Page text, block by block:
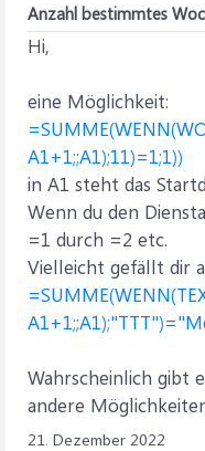
Anzahl bestimmtes
Hi,
eine Möglichkeit:
A1+1;;A1);11)=1;1))
in A1 steht das
Wenn du den
=1 durch =2 etc.
Vielleicht gefällt dir
Wahrscheinlich gibt
andere
21. Dezember 2022